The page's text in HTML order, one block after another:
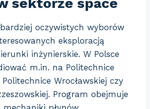
oczywistych wyborów
eksploracją
inżynierskie. W Polsce
m.in. na Politechnice
Politechnice Wrocławskiej czy
Program obejmuje